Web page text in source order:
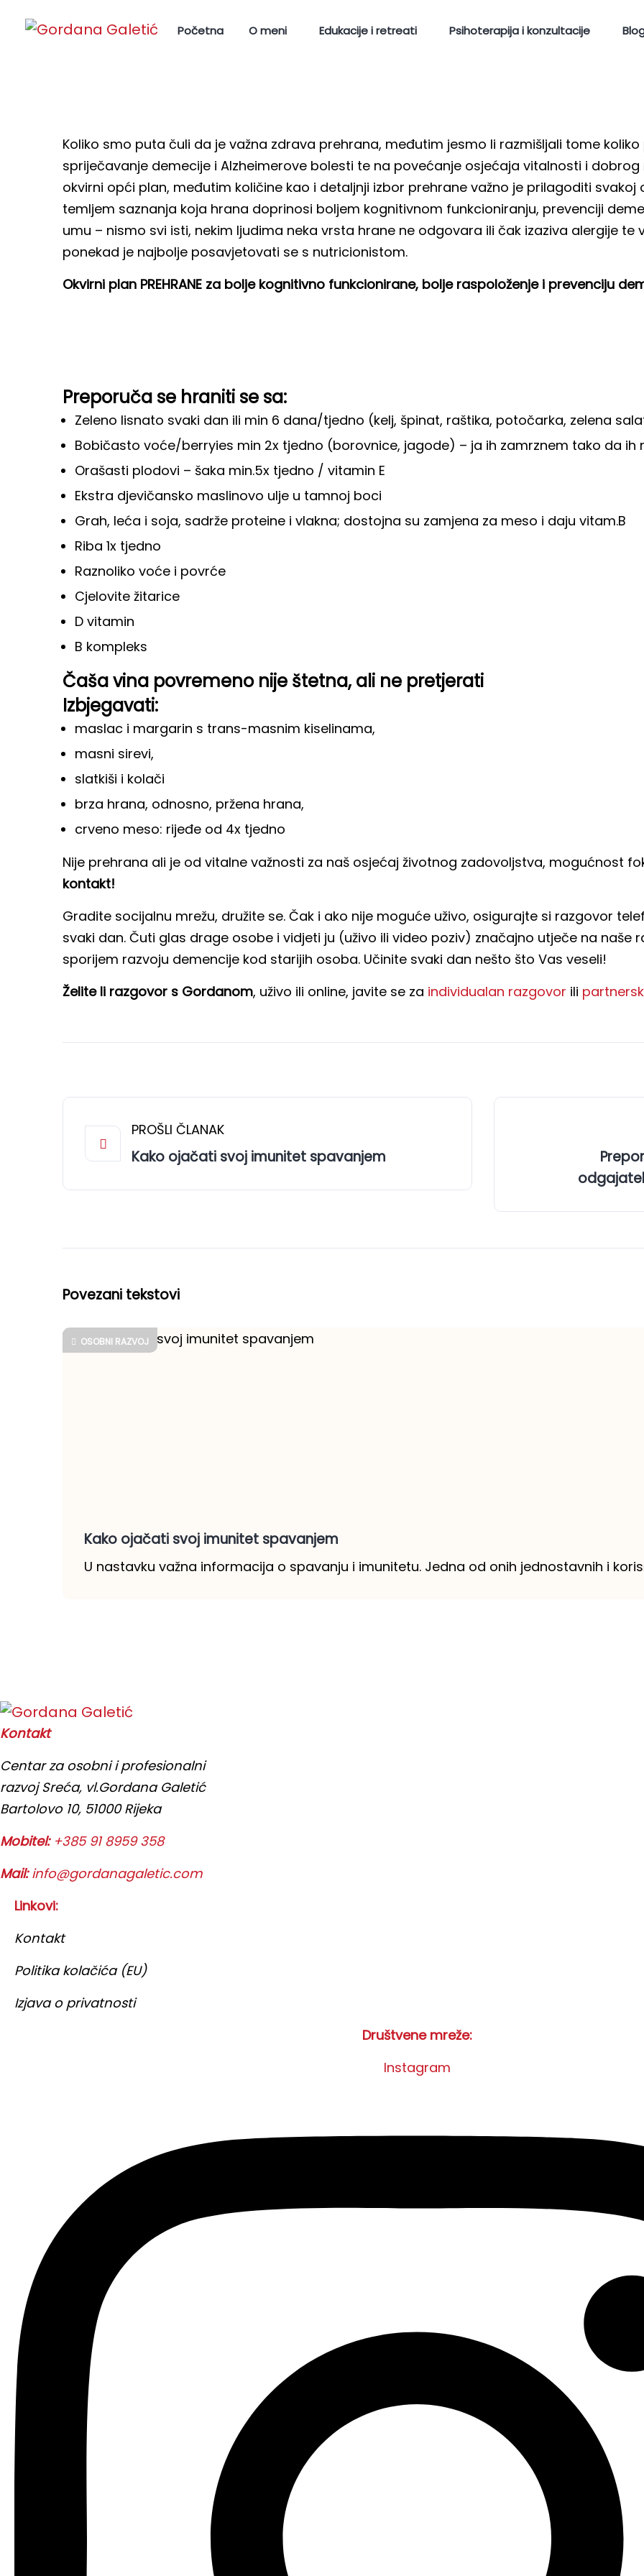
Početna O meni Edukacije i retreati Psihoterapija i konzultacije
Koliko smo puta čuli da je važna zdrava prehrana, međutim jesmo li razmišljali tome
spriječavanje demecije i Alzheimerove bolesti te na povećanje osjećaja vitalnosti i
okvirni opći plan, međutim količine kao i detaljnji izbor prehrane važno je prilagoditi
temljem saznanja koja hrana doprinosi boljem kognitivnom funkcioniranju, prevenciji
umu – nismo svi isti, nekim ljudima neka vrsta hrane ne odgovara ili čak izaziva alergije
ponekad je najbolje posavjetovati se s nutricionistom.
Okvirni plan PREHRANE za bolje kognitivno funkcionirane, bolje raspoloženje i prevenciju
Preporuča se hraniti se sa:
Zeleno lisnato svaki dan ili min 6 dana/tjedno (kelj, špinat, raštika, potočarka, zelena
Bobičasto voće/berryies min 2x tjedno (borovnice, jagode) – ja ih zamrznem tako da ih
Orašasti plodovi – šaka min.5x tjedno / vitamin E
Ekstra djevičansko maslinovo ulje u tamnoj boci
Grah, leća i soja, sadrže proteine ​​i vlakna; dostojna su zamjena za meso i daju vitam.B
Riba 1x tjedno
Raznoliko voće i povrće
Cjelovite žitarice
D vitamin
B kompleks
Čaša vina povremeno nije štetna, ali ne pretjerati
Izbjegavati:
maslac i margarin s trans-masnim kiselinama,
masni sirevi,
slatkiši i kolači
brza hrana, odnosno, pržena hrana,
crveno meso: rijeđe od 4x tjedno
Nije prehrana ali je od vitalne važnosti za naš osjećaj životnog zadovoljstva, mogućnost
kontakt!
Gradite socijalnu mrežu, družite se. Čak i ako nije moguće uživo, osigurajte si razgovor
svaki dan. Čuti glas drage osobe i vidjeti ju (uživo ili video poziv) značajno utječe na naše
sporijem razvoju demencije kod starijih osoba. Učinite svaki dan nešto što Vas veseli!
Želite li razgovor s Gordanom, uživo ili online, javite se za individualan razgovor ili
PROŠLI ČLANAK
Kako ojačati svoj imunitet spavanjem
Povezani tekstovi
OSOBNI RAZVOJ
Kako ojačati svoj imunitet spavanjem
U nastavku važna informacija o spavanju i imunitetu. Jedna od onih jednostavnih i
Kontakt
Centar za osobni i profesionalni
razvoj Sreća, vl.Gordana Galetić
Bartolovo 10, 51000 Rijeka
Mobitel: +385 91 8959 358
Mail: info@gordanagaletic.com
Linkovi:
Kontakt
Politika kolačića (EU)
Izjava o privatnosti
Društvene mreže:
Instagram